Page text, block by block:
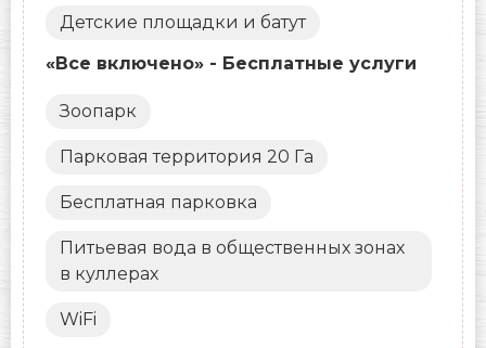
Детские площадки и батут
«Все включено» - Бесплатные услуги
Зоопарк
Парковая территория 20 Га
Бесплатная парковка
Питьевая вода в общественных зонах
в куллерах
WiFi